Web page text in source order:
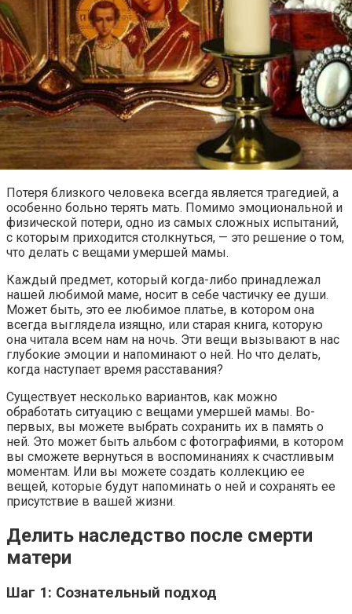
Потеря близкого человека всегда является трагедией, а
особенно больно терять мать. Помимо эмоциональной и
физической потери, одно из самых сложных испытаний,
с которым приходится столкнуться, — это решение о том,
что делать с вещами умершей мамы.
Каждый предмет, который когда-либо принадлежал
нашей любимой маме, носит в себе частичку ее души.
Может быть, это ее любимое платье, в котором она
всегда выглядела изящно, или старая книга, которую
она читала всем нам на ночь. Эти вещи вызывают в нас
глубокие эмоции и напоминают о ней. Но что делать,
когда наступает время расставания?
Существует несколько вариантов, как можно
обработать ситуацию с вещами умершей мамы. Во-
первых, вы можете выбрать сохранить их в память о
ней. Это может быть альбом с фотографиями, в котором
вы сможете вернуться в воспоминаниях к счастливым
моментам. Или вы можете создать коллекцию ее
вещей, которые будут напоминать о ней и сохранять ее
присутствие в вашей жизни.
Делить наследство после смерти
матери
Шаг 1: Сознательный подход